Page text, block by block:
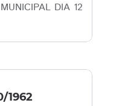
DIA 12
1962